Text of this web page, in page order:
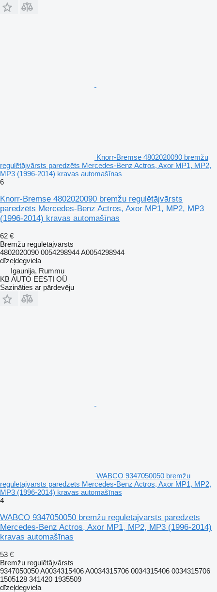
Knorr-Bremse 4802020090 bremžu
regulētājvārsts paredzēts Mercedes-Benz Actros, Axor MP1, MP2,
MP3 (1996-2014) kravas automašīnas
6
Knorr-Bremse 4802020090 bremžu regulētājvārsts
paredzēts Mercedes-Benz Actros, Axor MP1, MP2, MP3
(1996-2014) kravas automašīnas
62 €
Bremžu regulētājvārsts
4802020090 0054298944 A0054298944
dīzeļdegviela
Igaunija, Rummu
KB AUTO EESTI OÜ
Sazināties ar pārdevēju
WABCO 9347050050 bremžu
regulētājvārsts paredzēts Mercedes-Benz Actros, Axor MP1, MP2,
MP3 (1996-2014) kravas automašīnas
4
WABCO 9347050050 bremžu regulētājvārsts paredzēts
Mercedes-Benz Actros, Axor MP1, MP2, MP3 (1996-2014)
kravas automašīnas
53 €
Bremžu regulētājvārsts
9347050050 A0034315406 A0034315706 0034315406 0034315706
1505128 341420 1935509
dīzeļdegviela